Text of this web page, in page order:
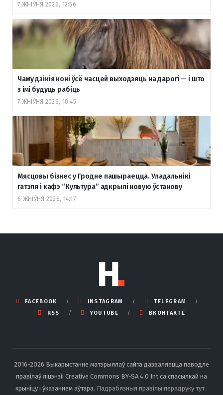
7 ЖНІЎНЯ 2026, 12:56
Чаму дзікія коні ўсё часцей выходзяць на дарогі — і што
з імі будуць рабіць
7 ЖНІЎНЯ 2026, 10:45
Мясцовы бізнес у Гродне пашыраецца. Уладальнікі
гатэля і кафэ “Культура” адкрылі новую ўстанову
6 ЖНІЎНЯ 2026, 14:17
FACEBOOK INSTAGRAM
TELEGRAM
RSS
YOUTUBE ВКОНТАКТЕ
2016-2026 Выкарыстанне матэрыялаў сайта дазваляецца паводле
правілаў ліцэнзіі Creative Commons BY-SA 4.0 Int са спасылкай на
крыніцу і ўказаннем аўтара. Падрабязныя правілы перадруку тут .